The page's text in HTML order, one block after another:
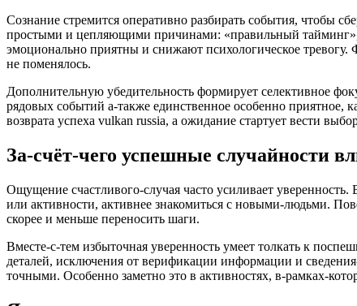
Сознание стремится оперативно разбирать события, чтобы
простыми и цепляющими причинами: «правильный тайминг»,
эмоционально приятны и снижают психологическое тревогу.
не поменялось.
Дополнительную убедительность формирует селективное
рядовых событий а-также единственное особенно приятное,
возврата успеха vulkan russia, а ожидание стартует вести
За-счёт-чего успешные случайности
Ощущение счастливого-случая часто усиливает
или активности, активнее знакомиться с новыми-людьми.
скорее и меньше переносить шаги.
Вместе-с-тем избыточная уверенность умеет толкать к
деталей, исключения от верификации информации и
точными. Особенно заметно это в активностях, в-рамках-